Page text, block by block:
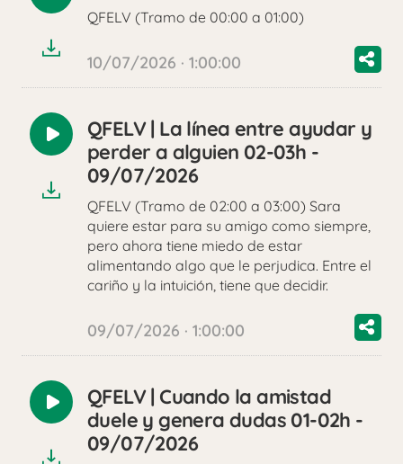
audioQFELV (Tramo de 00:00 a 01:00)
10/07/2026 · 1:00:00
Reproducir
audio
QFELV | La línea entre ayudar y
perder a alguien 02-03h -
09/07/2026
QFELV (Tramo de 02:00 a 03:00) Sara
quiere estar para su amigo como siempre,
pero ahora tiene miedo de estar
alimentando algo que le perjudica. Entre el
cariño y la intuición, tiene que decidir.
09/07/2026 · 1:00:00
Reproducir
audio
QFELV | Cuando la amistad
duele y genera dudas 01-02h -
09/07/2026